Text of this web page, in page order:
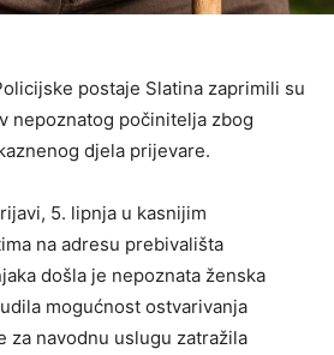
postaje Slatina zaprimili su
nepoznatog počinitelja zbog
djela prijevare.
5. lipnja u kasnijim
na adresu prebivališta
došla je nepoznata ženska
mogućnost ostvarivanja
za navodnu uslugu zatražila